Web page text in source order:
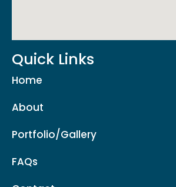
Quick Links
Home
About
Portfolio/Gallery
FAQs